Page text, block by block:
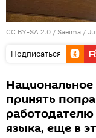
CC BY-SA 2.0 / Saeima /
Подписаться
принять
работодателю
языка, еще в